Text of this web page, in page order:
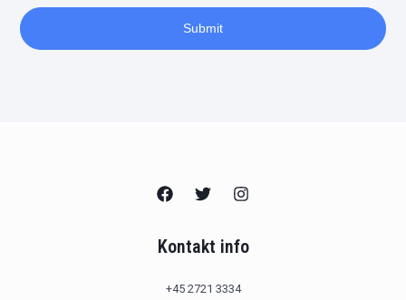
Submit
Kontakt info
+45 2721 3334